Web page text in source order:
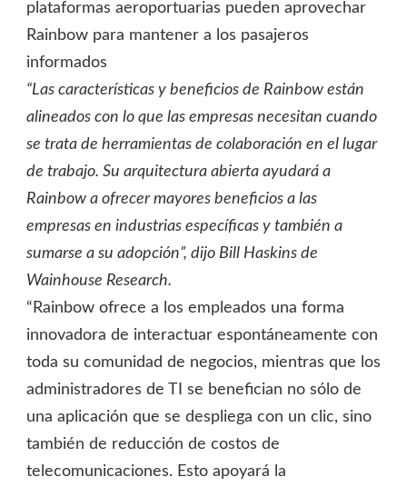
plataformas aeroportuarias pueden aprovechar
Rainbow para mantener a los pasajeros
informados
“Las características y beneficios de Rainbow están
alineados con lo que las empresas necesitan cuando
se trata de herramientas de colaboración en el lugar
de trabajo. Su arquitectura abierta ayudará a
Rainbow a ofrecer mayores beneficios a las
empresas en industrias específicas y también a
sumarse a su adopción”, dijo Bill Haskins de
Wainhouse Research.
“Rainbow ofrece a los empleados una forma
innovadora de interactuar espontáneamente con
toda su comunidad de negocios, mientras que los
administradores de TI se benefician no sólo de
una aplicación que se despliega con un clic, sino
también de reducción de costos de
telecomunicaciones. Esto apoyará la